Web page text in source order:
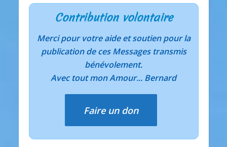
Contribution volontaire
Merci pour votre aide et soutien pour la
publication de ces Messages transmis
bénévolement.
Avec tout mon Amour... Bernard
Faire un don